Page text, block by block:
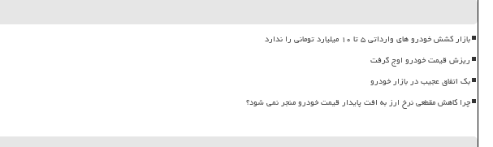
بازار کشش خودرو های وارداتی ۵ تا ۱۰ میلیارد تومانی را ندارد
ریزش قیمت خودرو اوج گرفت
بک اتفاق عجیب در بازار خودرو
چرا کاهش مقطعی نرخ ارز به افت پایدار قیمت خودرو منجر نمی شود؟